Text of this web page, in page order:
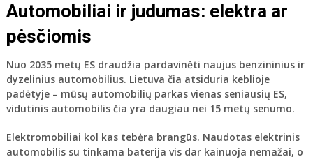
Automobiliai ir judumas: elektra ar
pėsčiomis
Nuo 2035 metų ES draudžia pardavinėti naujus benzininius ir
dyzelinius automobilius. Lietuva čia atsiduria keblioje
padėtyje – mūsų automobilių parkas vienas seniausių ES,
vidutinis automobilis čia yra daugiau nei 15 metų senumo.
Elektromobiliai kol kas tebėra brangūs. Naudotas elektrinis
automobilis su tinkama baterija vis dar kainuoja nemažai, o